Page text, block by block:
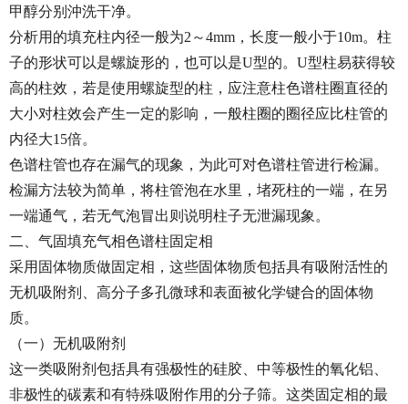
甲醇分别沖洗干净。
分析用的填充柱内径一般为2～4mm，长度一般小于10m。柱
子的形状可以是螺旋形的，也可以是U型的。U型柱易获得较
高的柱效，若是使用螺旋型的柱，应注意柱色谱柱圈直径的
大小对柱效会产生一定的影响，一般柱圈的圈径应比柱管的
内径大15倍。
色谱柱管也存在漏气的现象，为此可对色谱柱管进行检漏。
检漏方法较为简单，将柱管泡在水里，堵死柱的一端，在另
一端通气，若无气泡冒出则说明柱子无泄漏现象。
二、气固填充气相色谱柱固定相
采用固体物质做固定相，这些固体物质包括具有吸附活性的
无机吸附剂、高分子多孔微球和表面被化学键合的固体物
质。
（一）无机吸附剂
这一类吸附剂包括具有强极性的硅胶、中等极性的氧化铝、
非极性的碳素和有特殊吸附作用的分子筛。这类固定相的最